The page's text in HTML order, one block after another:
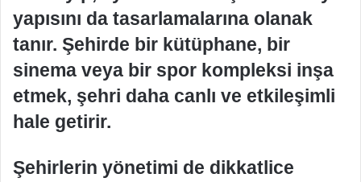
yapısını da tasarlamalarına olanak
tanır. Şehirde bir kütüphane, bir
sinema veya bir spor kompleksi inşa
etmek, şehri daha canlı ve etkileşimli
hale getirir.
Şehirlerin yönetimi de dikkatlice